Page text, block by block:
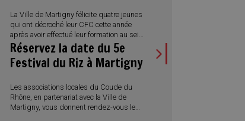
La Ville de Martigny félicite quatre jeunes
qui ont décroché leur CFC cette année
après avoir effectué leur formation au sein
de l’Administration municipale. Des
réussites qui illustrent aussi la diversité
des métiers proposés et l’engagement
professionnelle.
Réservez la date du 5e
Festival du Riz à Martigny
Les associations locales du Coude du
Rhône, en partenariat avec la Ville de
Martigny, vous donnent rendez-vous le